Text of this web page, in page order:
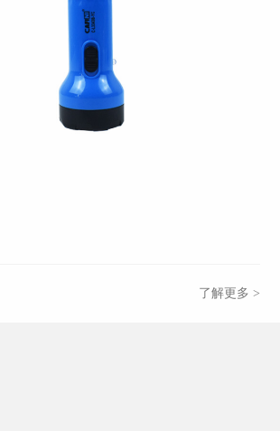
了解更多 >